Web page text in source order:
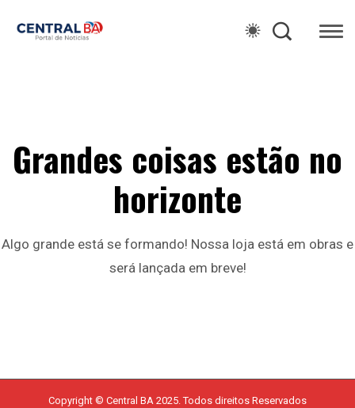
Grandes coisas estão no
horizonte
Algo grande está se formando! Nossa loja está em obras e
será lançada em breve!
Copyright © Central BA 2025. Todos direitos Reservados